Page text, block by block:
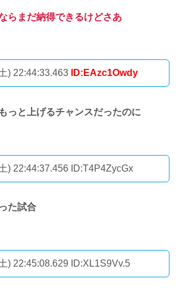
らまだ納得できるけどさあ
) 22:44:33.463 ID:EAzc1Owdy
っと上げるチャンスだったのに
) 22:44:37.456 ID:T4P4ZycGx
た試合
) 22:45:08.629 ID:XL1S9Vv.5